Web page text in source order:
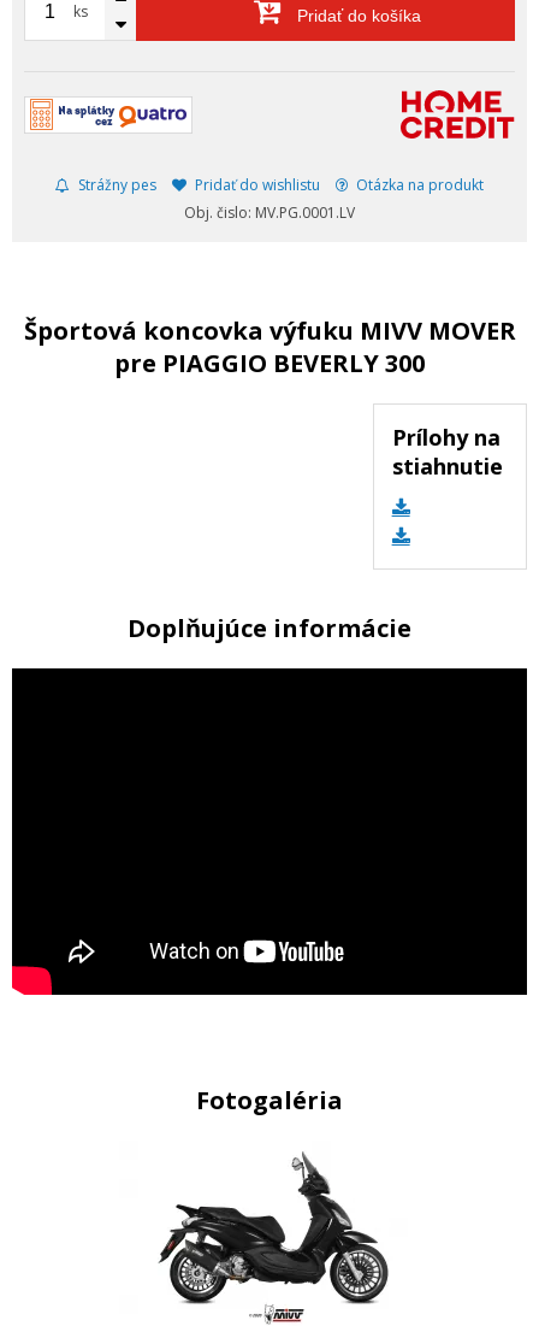
ks Pridať do košíka
Strážny pes Pridať do wishlistu
Otázka na produkt
Obj. čislo: MV.PG.0001.LV
Športová koncovka výfuku MIVV MOVER
pre PIAGGIO BEVERLY 300
Prílohy na
stiahnutie
Doplňujúce informácie
Fotogaléria